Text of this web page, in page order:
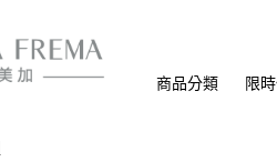
商品分類 限